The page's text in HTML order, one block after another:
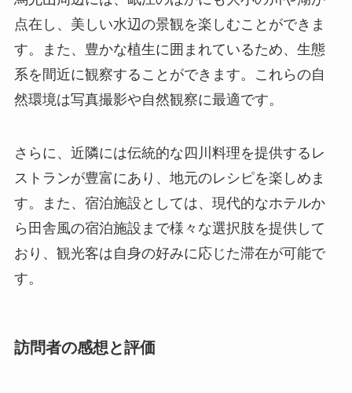
点在し、美しい水辺の景観を楽しむことができま
す。また、豊かな植生に囲まれているため、生態
系を間近に観察することができます。これらの自
然環境は写真撮影や自然観察に最適です。
さらに、近隣には伝統的な四川料理を提供するレ
ストランが豊富にあり、地元のレシピを楽しめま
す。また、宿泊施設としては、現代的なホテルか
ら田舎風の宿泊施設まで様々な選択肢を提供して
おり、観光客は自身の好みに応じた滞在が可能で
す。
訪問者の感想と評価